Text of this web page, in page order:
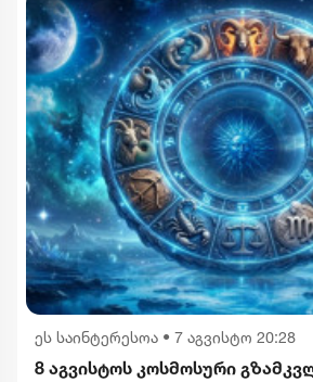
ეს საინტერესოა • 7 აგვისტო 20:28
8 აგვისტოს კოსმოსური